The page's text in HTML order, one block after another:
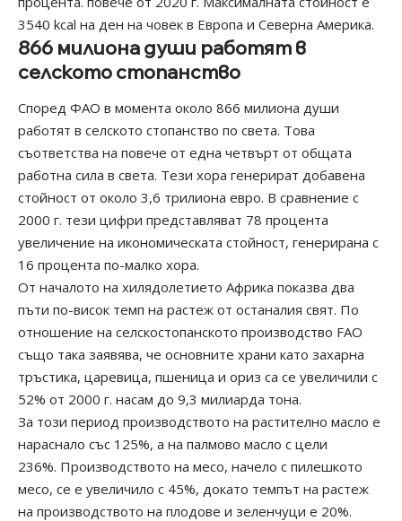
3540 kcal на ден на човек в Европа и Северна Америка.
866 милиона души работят в
селското стопанство
Според ФАО в момента около 866 милиона души
работят в селското стопанство по света. Това
съответства на повече от една четвърт от общата
работна сила в света. Тези хора генерират добавена
стойност от около 3,6 трилиона евро. В сравнение с
2000 г. тези цифри представляват 78 процента
увеличение на икономическата стойност, генерирана с
16 процента по-малко хора.
От началото на хилядолетието Африка показва два
пъти по-висок темп на растеж от останалия свят. По
отношение на селскостопанското производство FAO
също така заявява, че основните храни като захарна
тръстика, царевица, пшеница и ориз са се увеличили с
52% от 2000 г. насам до 9,3 милиарда тона.
За този период производството на растително масло е
нараснало със 125%, а на палмово масло с цели
236%. Производството на месо, начело с пилешкото
месо, се е увеличило с 45%, докато темпът на растеж
на производството на плодове и зеленчуци е 20%.